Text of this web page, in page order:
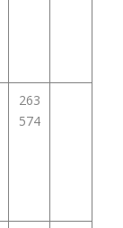
263
574